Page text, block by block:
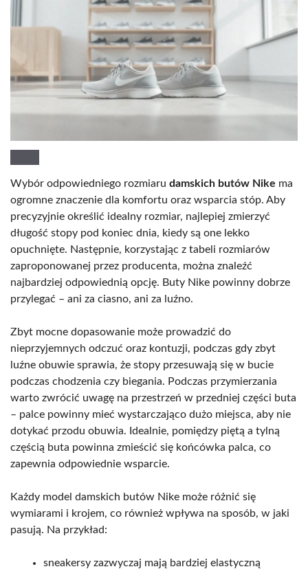
Wybór odpowiedniego rozmiaru damskich butów Nike ma
ogromne znaczenie dla komfortu oraz wsparcia stóp. Aby
precyzyjnie określić idealny rozmiar, najlepiej zmierzyć
długość stopy pod koniec dnia, kiedy są one lekko
opuchnięte. Następnie, korzystając z tabeli rozmiarów
zaproponowanej przez producenta, można znaleźć
najbardziej odpowiednią opcję. Buty Nike powinny dobrze
przylegać – ani za ciasno, ani za luźno.
Zbyt mocne dopasowanie może prowadzić do
nieprzyjemnych odczuć oraz kontuzji, podczas gdy zbyt
luźne obuwie sprawia, że stopy przesuwają się w bucie
podczas chodzenia czy biegania. Podczas przymierzania
warto zwrócić uwagę na przestrzeń w przedniej części buta
– palce powinny mieć wystarczająco dużo miejsca, aby nie
dotykać przodu obuwia. Idealnie, pomiędzy piętą a tylną
częścią buta powinna zmieścić się końcówka palca, co
zapewnia odpowiednie wsparcie.
Każdy model damskich butów Nike może różnić się
wymiarami i krojem, co również wpływa na sposób, w jaki
pasują. Na przykład:
sneakersy zazwyczaj mają bardziej elastyczną